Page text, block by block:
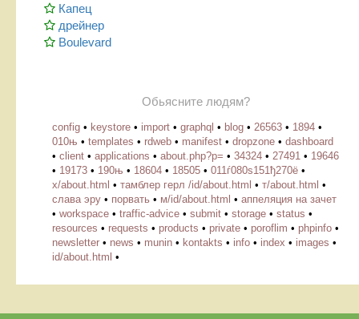
Капец
дрейнер
Boulevard
Обьясните людям?
config • keystore • import • graphql • blog • 26563 • 1894 •
010њ • templates • rdweb • manifest • dropzone • dashboard
• client • applications • about.php?p= • 34324 • 27491 • 19646
• 19173 • 190њ • 18604 • 18505 • 011ѓ080ѕ151ђ270ё •
х/about.html • тамблер герл /id/about.html • т/about.html •
слава эру • порвать • м/id/about.html • аппеляция на зачет
• workspace • traffic-advice • submit • storage • status •
resources • requests • products • private • poroflim • phpinfo •
newsletter • news • munin • kontakts • info • index • images •
id/about.html •